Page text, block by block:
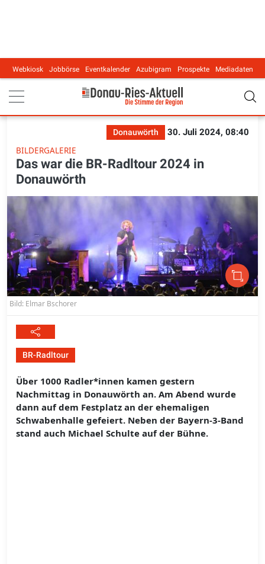
Main navigation
Webkiosk Jobbörse Eventkalender Azubigram Prospekte Mediadaten
Donauwörth
30. Juli 2024, 08:40
BILDERGALERIE
Das war die BR-Radltour 2024 in
Donauwörth
Bild: Elmar Bschorer
BR-Radltour
Über 1000 Radler*innen kamen gestern
Nachmittag in Donauwörth an. Am Abend wurde
dann auf dem Festplatz an der ehemaligen
Schwabenhalle gefeiert. Neben der Bayern-3-Band
stand auch Michael Schulte auf der Bühne.